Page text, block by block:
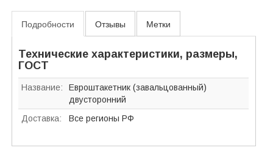
Подробности Отзывы Метки
Технические характеристики, размеры,
ГОСТ
Название:
Евроштакетник (завальцованный)
двусторонний
Доставка:
Все регионы РФ